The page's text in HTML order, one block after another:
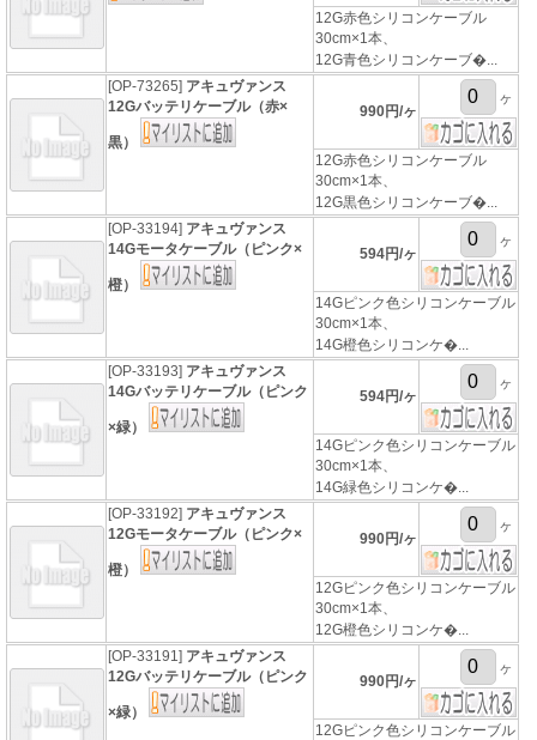
12G赤色シリコンケーブル
30cm×1本、
12G青色シリコンケーブ�...
[OP-73265] アキュヴァンス
12Gバッテリケーブル（赤×
黒）
990円/ヶ
ヶ
12G赤色シリコンケーブル
30cm×1本、
12G黒色シリコンケーブ�...
[OP-33194] アキュヴァンス
14Gモータケーブル（ピンク×
橙）
594円/ヶ
ヶ
14Gピンク色シリコンケーブル
30cm×1本、
14G橙色シリコンケ�...
[OP-33193] アキュヴァンス
14Gバッテリケーブル（ピンク
×緑）
594円/ヶ
ヶ
14Gピンク色シリコンケーブル
30cm×1本、
14G緑色シリコンケ�...
[OP-33192] アキュヴァンス
12Gモータケーブル（ピンク×
橙）
990円/ヶ
ヶ
12Gピンク色シリコンケーブル
30cm×1本、
12G橙色シリコンケ�...
[OP-33191] アキュヴァンス
12Gバッテリケーブル（ピンク
×緑）
990円/ヶ
ヶ
12Gピンク色シリコンケーブル